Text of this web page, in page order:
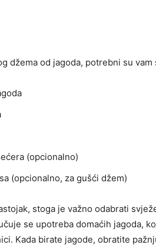
džema od jagoda, potrebni su
(opcionalno)
(opcionalno, za gušći džem)
stoga je važno odabrati
se upotreba domaćih jagoda,
Kada birate jagode, obratite